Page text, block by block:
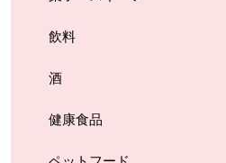
飲料
酒
健康食品